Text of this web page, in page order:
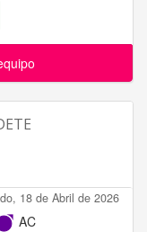
18 de Abril de 2026
AC